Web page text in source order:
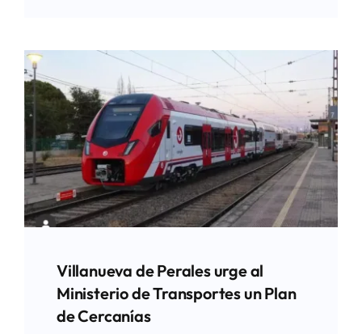
Villanueva de Perales urge al
Ministerio de Transportes un Plan
de Cercanías